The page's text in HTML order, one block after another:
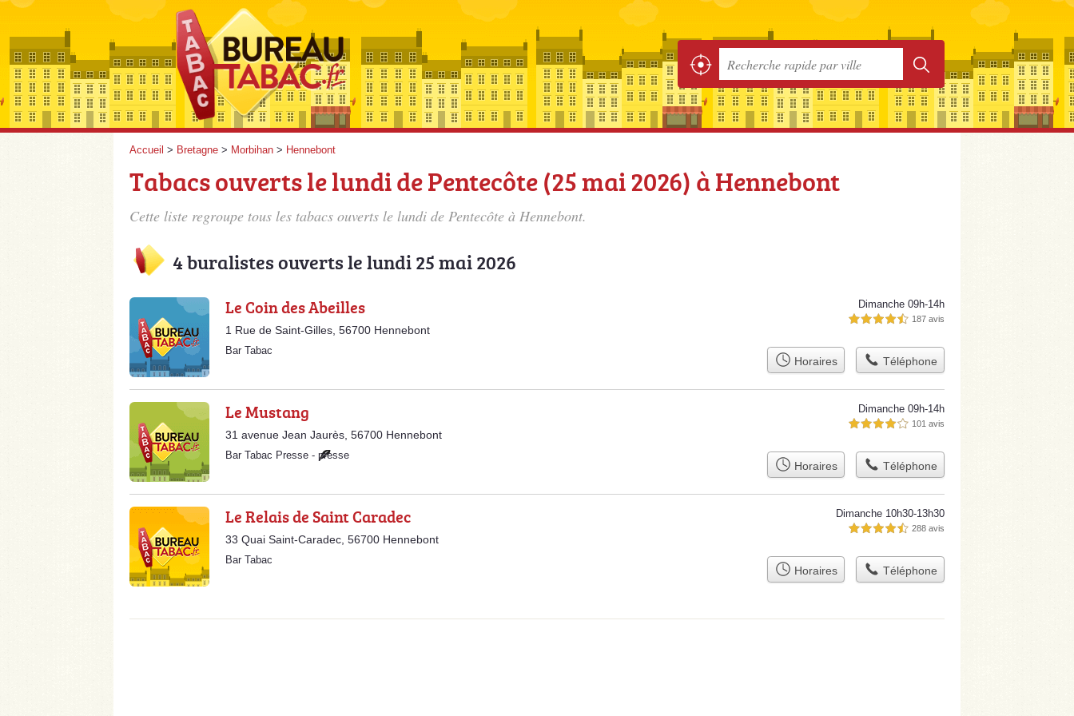
Accueil > Bretagne > Morbihan > Hennebont
Tabacs ouverts le lundi de Pentecôte (25 mai 2026) à Hennebont
Cette liste regroupe tous les tabacs ouverts le lundi de Pentecôte à Hennebont.
4 buralistes ouverts le lundi 25 mai 2026
Le Coin des Abeilles
1 Rue de Saint-Gilles, 56700 Hennebont
Dimanche 09h-14h
4,5 étoiles sur 5 187 avis
Bar Tabac
Horaires Téléphone
Le Mustang
31 avenue Jean Jaurès, 56700 Hennebont
Dimanche 09h-14h
4,0 étoiles sur 5 101 avis
Bar Tabac Presse - presse
Horaires Téléphone
Le Relais de Saint Caradec
33 Quai Saint-Caradec, 56700 Hennebont
Dimanche 10h30-13h30
4,5 étoiles sur 5 288 avis
Bar Tabac
Horaires Téléphone